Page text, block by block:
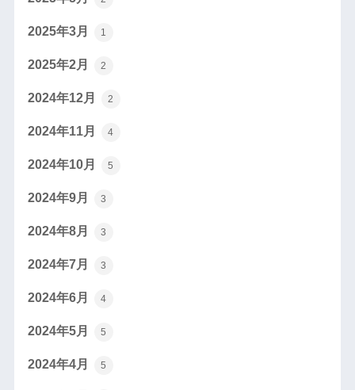
2025年3月 1
2025年2月 2
2024年12月 2
2024年11月 4
2024年10月 5
2024年9月 3
2024年8月 3
2024年7月 3
2024年6月 4
2024年5月 5
2024年4月 5